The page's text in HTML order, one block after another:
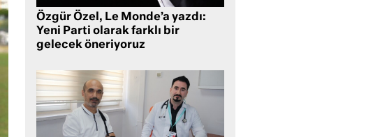
Özgür Özel, Le Monde’a yazdı:
Yeni Parti olarak farklı bir
gelecek öneriyoruz